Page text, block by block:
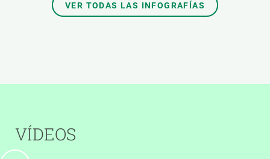
VER TODAS LAS INFOGRAFÍAS
VÍDEOS